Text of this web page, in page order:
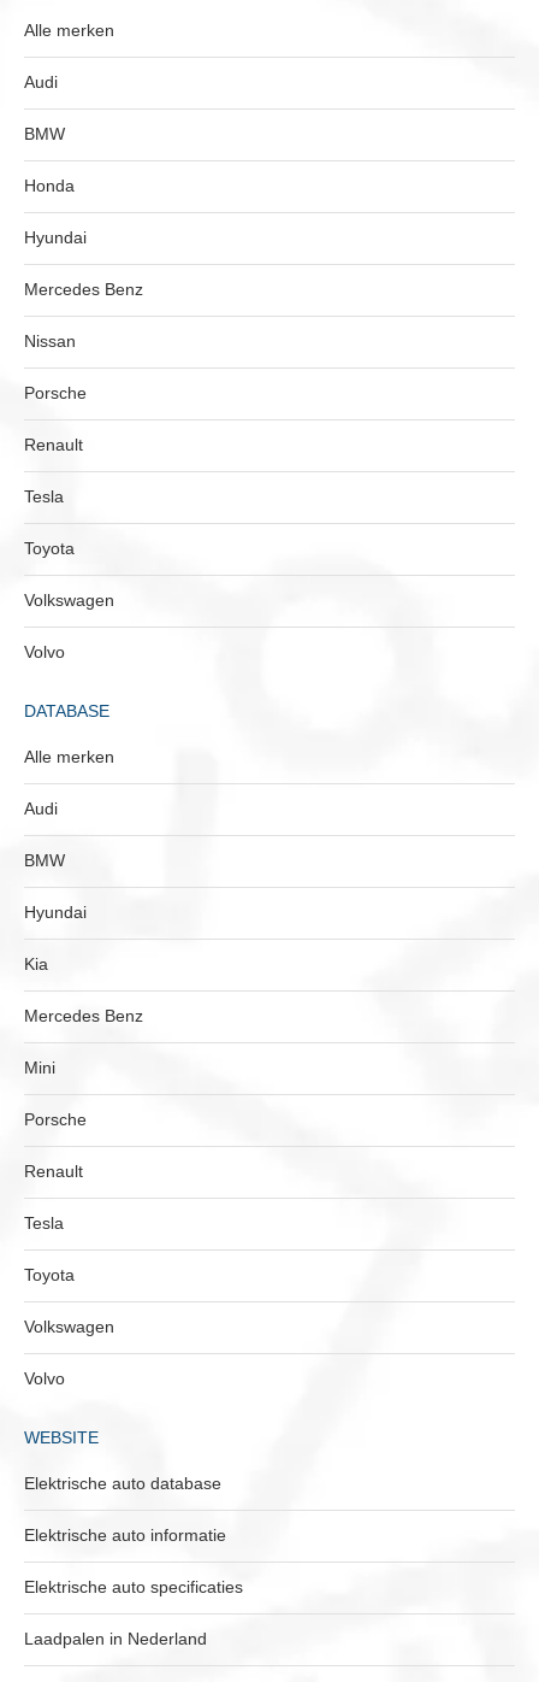
Alle merken
Audi
BMW
Honda
Hyundai
Mercedes Benz
Nissan
Porsche
Renault
Tesla
Toyota
Volkswagen
Volvo
DATABASE
Alle merken
Audi
BMW
Hyundai
Kia
Mercedes Benz
Mini
Porsche
Renault
Tesla
Toyota
Volkswagen
Volvo
WEBSITE
Elektrische auto database
Elektrische auto informatie
Elektrische auto specificaties
Laadpalen in Nederland